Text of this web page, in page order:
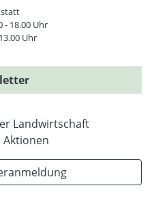
- 18.00 Uhr
Uhr
Landwirtschaft
Aktionen